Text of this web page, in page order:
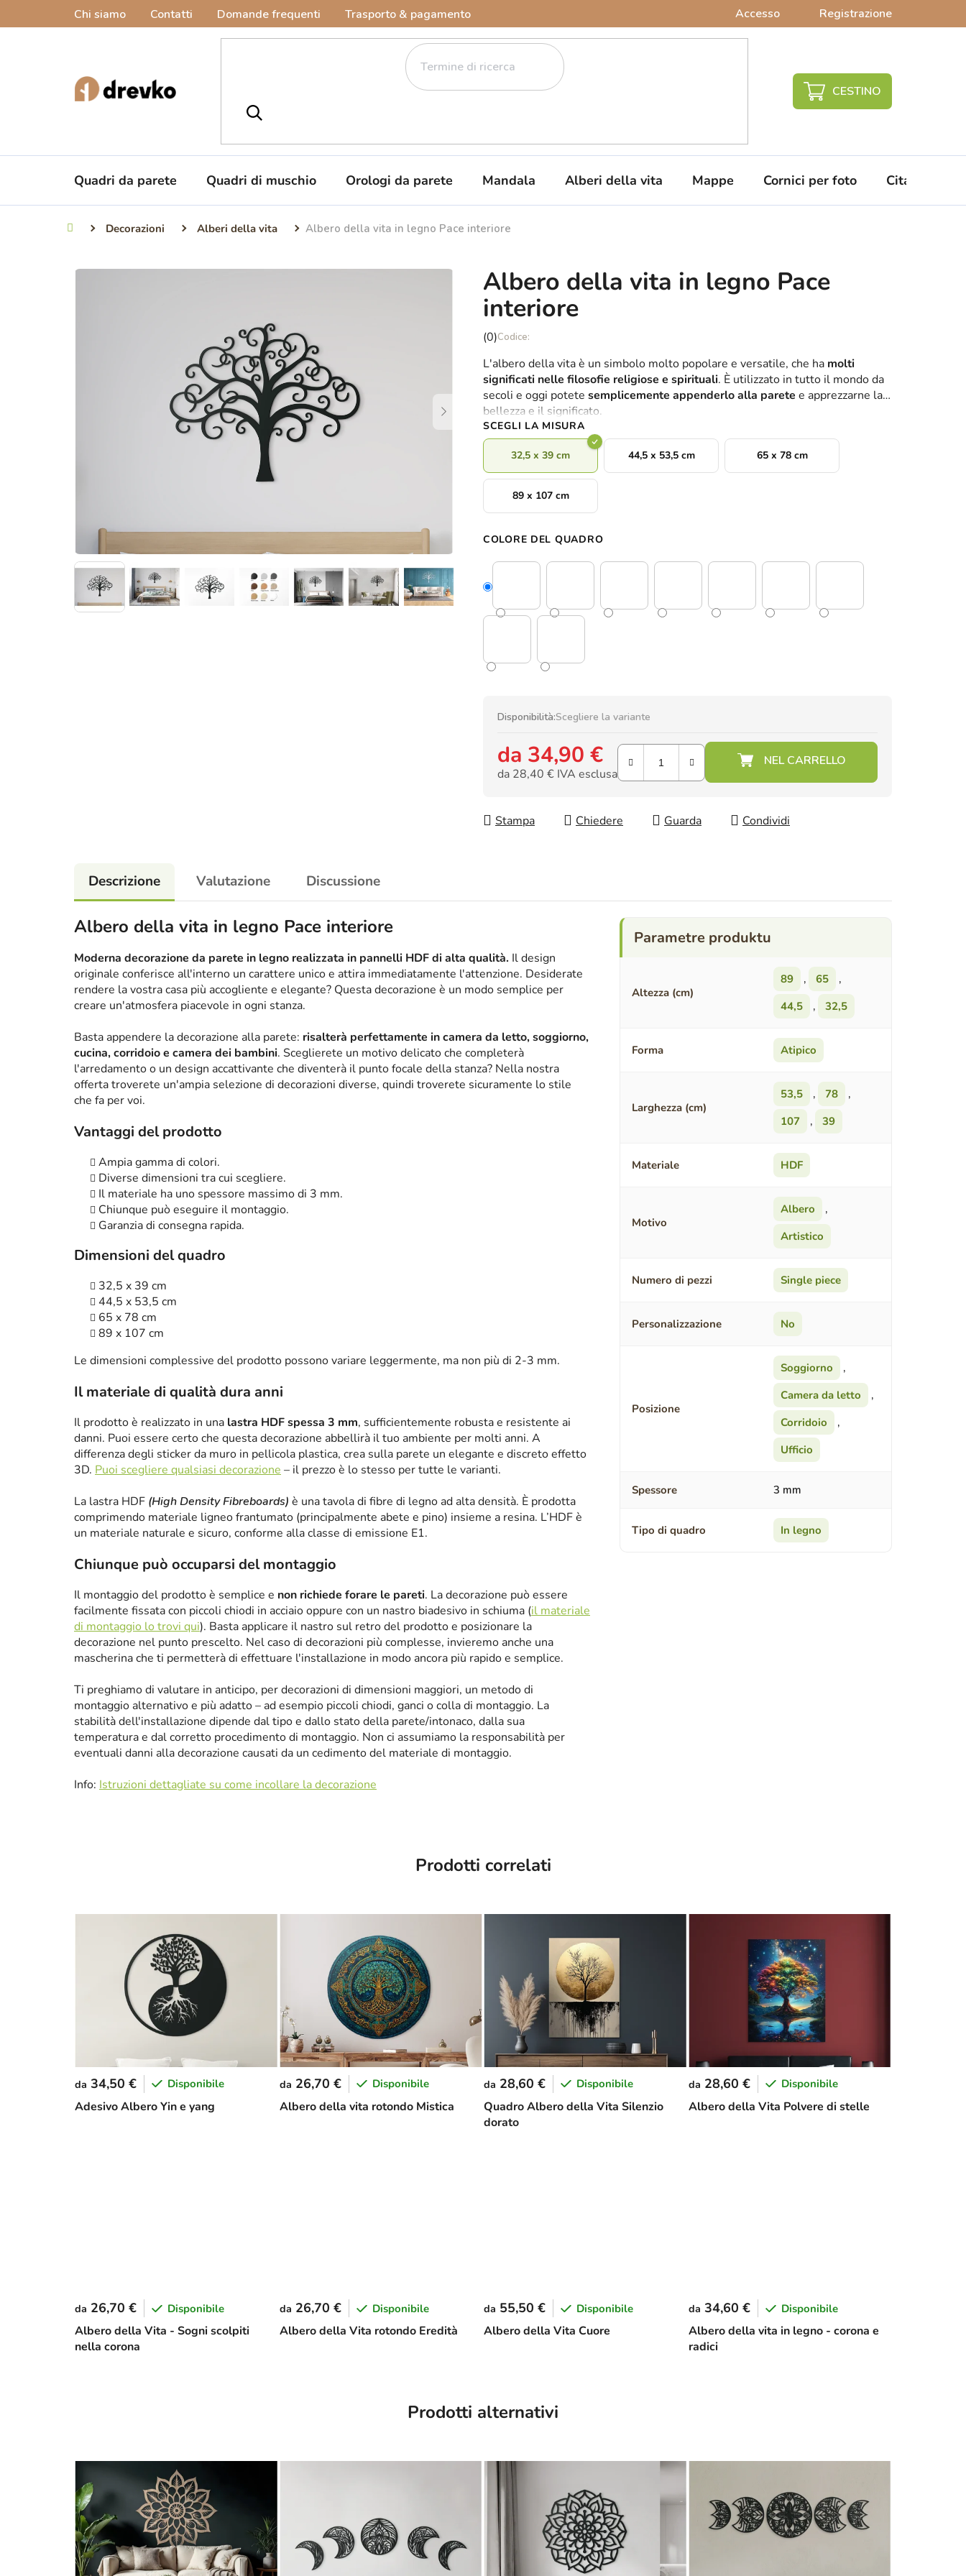
Chi siamo Contatti Domande frequenti Trasporto & pagamento Accesso Registrazione
CARRELLO
SPESA
Quadri da parete Quadri di muschio Orologi da parete Mandala Alberi della vita Mappe Cornici per foto Citazioni da
Casa Decorazioni Alberi della vita Albero della vita in legno Pace interiore
Albero della vita in legno Pace
interiore
La
media
del
prodotto
è
0,0
su
stelle.
(0)
L'albero della vita è un simbolo molto popolare e versatile, che ha molti
significati nelle filosofie religiose e spirituali. È utilizzato in tutto il mondo da
secoli e oggi potete semplicemente appenderlo alla parete e apprezzarne la
bellezza e il significato.
SCEGLI LA MISURA
32,5 x 39 cm 44,5 x 53,5 cm 65 x 78 cm
89 x 107 cm
COLORE DEL QUADRO
Disponibilità:Scegliere la variante
da 34,90 €
da 28,40 € IVA esclusa
Stampa
Chiedere Guarda Condividi
Descrizione Valutazione Discussione
Albero della vita in legno Pace interiore
Moderna decorazione da parete in legno realizzata in pannelli HDF di alta qualità. Il design
originale conferisce all'interno un carattere unico e attira immediatamente l'attenzione. Desiderate
rendere la vostra casa più accogliente e elegante? Questa decorazione è un modo semplice per
creare un'atmosfera piacevole in ogni stanza.
Basta appendere la decorazione alla parete: risalterà perfettamente in camera da letto, soggiorno,
cucina, corridoio e camera dei bambini. Sceglierete un motivo delicato che completerà
l'arredamento o un design accattivante che diventerà il punto focale della stanza? Nella nostra
offerta troverete un'ampia selezione di decorazioni diverse, quindi troverete sicuramente lo stile
che fa per voi.
Vantaggi del prodotto
Ampia gamma di colori.
Diverse dimensioni tra cui scegliere.
Il materiale ha uno spessore massimo di 3 mm.
Chiunque può eseguire il montaggio.
Garanzia di consegna rapida.
Dimensioni del quadro
32,5 x 39 cm
44,5 x 53,5 cm
65 x 78 cm
89 x 107 cm
Le dimensioni complessive del prodotto possono variare leggermente, ma non più di 2-3 mm.
Il materiale di qualità dura anni
Il prodotto è realizzato in una lastra HDF spessa 3 mm, sufficientemente robusta e resistente ai
danni. Puoi essere certo che questa decorazione abbellirà il tuo ambiente per molti anni. A
differenza degli sticker da muro in pellicola plastica, crea sulla parete un elegante e discreto effetto
3D. Puoi scegliere qualsiasi decorazione – il prezzo è lo stesso per tutte le varianti.
La lastra HDF (High Density Fibreboards) è una tavola di fibre di legno ad alta densità. È prodotta
comprimendo materiale ligneo frantumato (principalmente abete e pino) insieme a resina. L’HDF è
un materiale naturale e sicuro, conforme alla classe di emissione E1.
Chiunque può occuparsi del montaggio
Il montaggio del prodotto è semplice e non richiede forare le pareti. La decorazione può essere
facilmente fissata con piccoli chiodi in acciaio oppure con un nastro biadesivo in schiuma (il materiale
di montaggio lo trovi qui). Basta applicare il nastro sul retro del prodotto e posizionare la
decorazione nel punto prescelto. Nel caso di decorazioni più complesse, invieremo anche una
mascherina che ti permetterà di effettuare l'installazione in modo ancora più rapido e semplice.
Ti preghiamo di valutare in anticipo, per decorazioni di dimensioni maggiori, un metodo di
montaggio alternativo e più adatto – ad esempio piccoli chiodi, ganci o colla di montaggio. La
stabilità dell'installazione dipende dal tipo e dallo stato della parete/intonaco, dalla sua
temperatura e dal corretto procedimento di montaggio. Non ci assumiamo la responsabilità per
eventuali danni alla decorazione causati da un cedimento del materiale di montaggio.
Info: Istruzioni dettagliate su come incollare la decorazione
Altezza (cm)
89 , 65
,
44,5
, 32,5
Forma Atipico
Larghezza (cm)
53,5 , 78
,
107
, 39
Materiale HDF
Motivo
Albero
,
Artistico
Numero di pezzi Single piece
Personalizzazione No
Posizione
Soggiorno
,
Camera da letto
,
Corridoio
,
Ufficio
Spessore 3 mm
Tipo di quadro In legno
Prodotti correlati
Adesivo Albero Yin e yang
da 34,50 € Disponibile
Albero della vita rotondo Mistica
da 26,70 € Disponibile
Quadro Albero della Vita Silenzio
dorato
da 28,60 € Disponibile
Albero della Vita Polvere di stelle
da 28,60 € Disponibile
Albero della Vita - Sogni scolpiti
nella corona
da 26,70 € Disponibile
Albero della Vita rotondo Eredità
da 26,70 € Disponibile
Albero della Vita Cuore
da 55,50 € Disponibile
Albero della vita in legno - corona e
radici
da 34,60 € Disponibile
Prodotti alternativi